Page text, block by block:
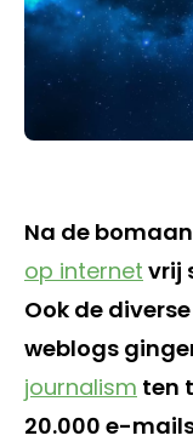
Na de
op internet vrij
Ook de
weblogs
journalism ten
20.000 e-